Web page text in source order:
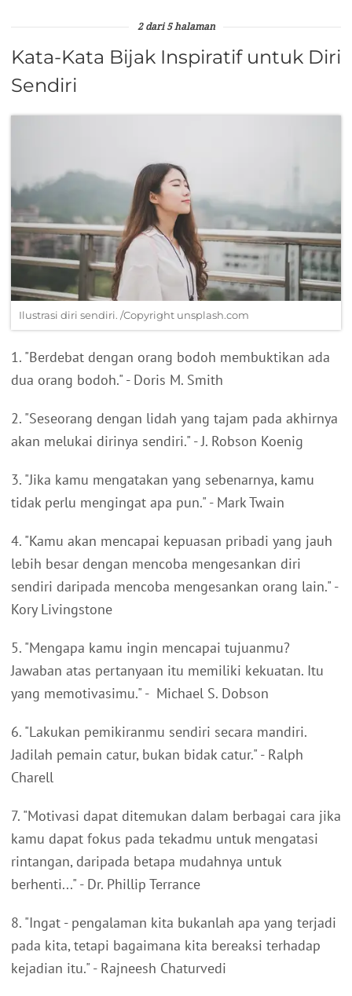
2 dari 5 halaman
Kata-Kata Bijak Inspiratif untuk Diri
Sendiri
Ilustrasi diri sendiri. /Copyright unsplash.com
1. "Berdebat dengan orang bodoh membuktikan ada
dua orang bodoh." - Doris M. Smith
2. "Seseorang dengan lidah yang tajam pada akhirnya
akan melukai dirinya sendiri." - J. Robson Koenig
3. "Jika kamu mengatakan yang sebenarnya, kamu
tidak perlu mengingat apa pun." - Mark Twain
4. "Kamu akan mencapai kepuasan pribadi yang jauh
lebih besar dengan mencoba mengesankan diri
sendiri daripada mencoba mengesankan orang lain." -
Kory Livingstone
5. "Mengapa kamu ingin mencapai tujuanmu?
Jawaban atas pertanyaan itu memiliki kekuatan. Itu
yang memotivasimu." - Michael S. Dobson
6. "Lakukan pemikiranmu sendiri secara mandiri.
Jadilah pemain catur, bukan bidak catur." - Ralph
Charell
7. "Motivasi dapat ditemukan dalam berbagai cara jika
kamu dapat fokus pada tekadmu untuk mengatasi
rintangan, daripada betapa mudahnya untuk
berhenti..." - Dr. Phillip Terrance
8. "Ingat - pengalaman kita bukanlah apa yang terjadi
pada kita, tetapi bagaimana kita bereaksi terhadap
kejadian itu." - Rajneesh Chaturvedi